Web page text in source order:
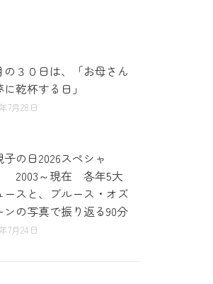
の３０日は、「お母さん
に乾杯する日」
7月28日
子の日2026スペシャ
2003～現在 各年5大
ースと、ブルース・オズ
ンの写真で振り返る90分
7月24日